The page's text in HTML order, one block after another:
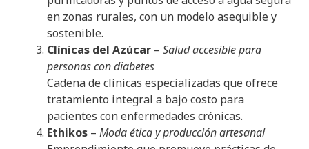
en zonas rurales, con un modelo asequible y
sostenible.
Clínicas del Azúcar – Salud accesible para
personas con diabetes
Cadena de clínicas especializadas que ofrece
tratamiento integral a bajo costo para
pacientes con enfermedades crónicas.
Ethikos – Moda ética y producción artesanal